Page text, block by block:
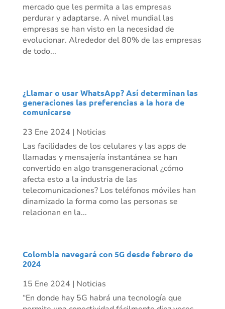
mercado que les permita a las empresas
perdurar y adaptarse. A nivel mundial las
empresas se han visto en la necesidad de
evolucionar. Alrededor del 80% de las empresas
de todo...
¿Llamar o usar WhatsApp? Así determinan las
generaciones las preferencias a la hora de
comunicarse
23 Ene 2024 | Noticias
Las facilidades de los celulares y las apps de
llamadas y mensajería instantánea se han
convertido en algo transgeneracional ¿cómo
afecta esto a la industria de las
telecomunicaciones? Los teléfonos móviles han
dinamizado la forma como las personas se
relacionan en la...
Colombia navegará con 5G desde febrero de
2024
15 Ene 2024 | Noticias
“En donde hay 5G habrá una tecnología que